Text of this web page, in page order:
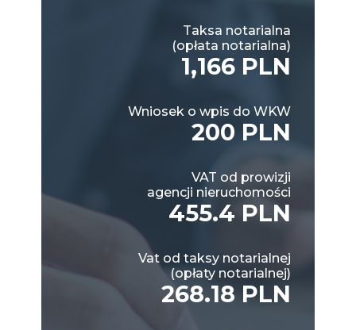
Taksa notarialna
(opłata notarialna)
1,166 PLN
Wniosek o wpis do WKW
200 PLN
VAT od prowizji
agencji nieruchomości
455.4 PLN
Vat od taksy notarialnej
(opłaty notarialnej)
268.18 PLN